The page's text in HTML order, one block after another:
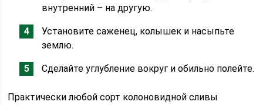
внутренний – на другую.
Установите саженец, колышек и насыпьте
землю.
Сделайте углубление вокруг и обильно полейте.
Практически любой сорт колоновидной сливы